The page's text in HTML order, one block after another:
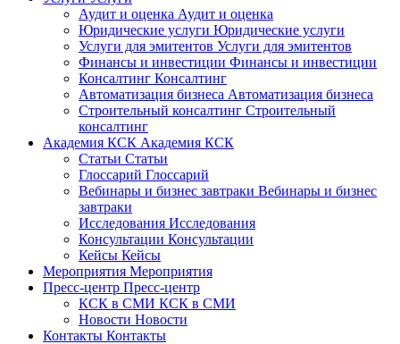
Аудит и оценка Аудит и оценка
Юридические услуги Юридические услуги
Услуги для эмитентов Услуги для эмитентов
Финансы и инвестиции Финансы и инвестиции
Консалтинг Консалтинг
Автоматизация бизнеса Автоматизация бизнеса
Строительный консалтинг Строительный
консалтинг
Академия КСК Академия КСК
Статьи Статьи
Глоссарий Глоссарий
Вебинары и бизнес завтраки Вебинары и бизнес
завтраки
Исследования Исследования
Консультации Консультации
Кейсы Кейсы
Мероприятия Мероприятия
Пресс-центр Пресс-центр
КСК в СМИ КСК в СМИ
Новости Новости
Контакты Контакты